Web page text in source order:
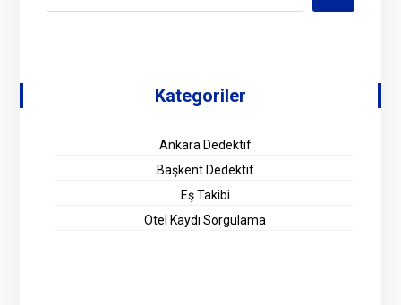
Kategoriler
Ankara Dedektif
Başkent Dedektif
Eş Takibi
Otel Kaydı Sorgulama